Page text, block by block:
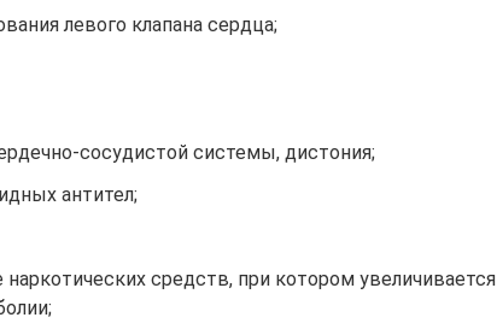
левого клапана сердца;
сосудистой системы, дистония;
антител;
средств, при котором увеличивается